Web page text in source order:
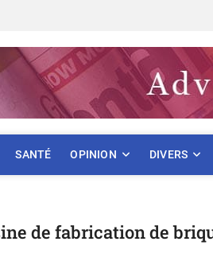
SANTÉ OPINION DIVERS
de fabrication de